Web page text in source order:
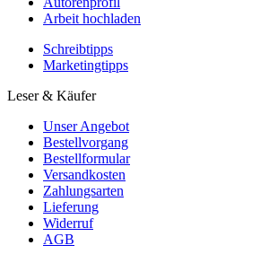
Arbeit hochladen
Schreibtipps
Marketingtipps
Leser & Käufer
Unser Angebot
Bestellvorgang
Bestellformular
Versandkosten
Zahlungsarten
Lieferung
Widerruf
AGB